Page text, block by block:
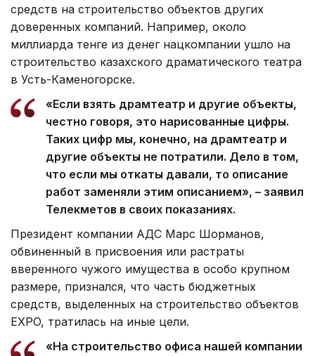
средств на строительство объектов других
доверенных компаний. Например, около
миллиарда тенге из денег нацкомпании ушло на
строительство казахского драматического театра
в Усть-Каменогорске.
«Если взять драмтеатр и другие объекты,
честно говоря, это нарисованные цифры.
Таких цифр мы, конечно, на драмтеатр и
другие объекты не потратили. Дело в том,
что если мы откаты давали, то описание
работ заменяли этим описанием», – заявил
Телекметов в своих показаниях.
Президент компании АДС Марс Шорманов,
обвиненный в присвоения или растраты
вверенного чужого имущества в особо крупном
размере, признался, что часть бюджетных
средств, выделенных на строительство объектов
EXPO, тратилась на иные цели.
«На строительство офиса нашей компании